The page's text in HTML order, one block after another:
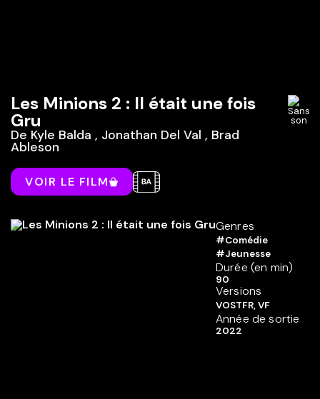
Les Minions 2 : Il était une fois
Gru
De Kyle Balda , Jonathan Del Val , Brad
Ableson
VOIR LE FILM
Genres
#Comédie
#Jeunesse
Durée (en min)
90
Versions
VOSTFR, VF
Année de sortie
2022